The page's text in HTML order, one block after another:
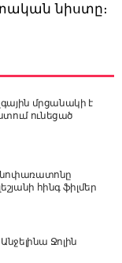
նիստը։
մրցանակի է
ունեցած
հինգ ֆիլմեր
Ջոլին